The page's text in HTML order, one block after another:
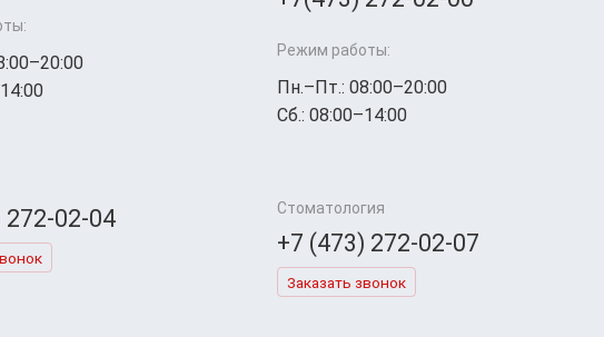
272-02-04
Режим работы:
Пн.–Пт.: 08:00–20:00
Сб.: 08:00–14:00
Стоматология
+7 (473) 272-02-07
Заказать звонок